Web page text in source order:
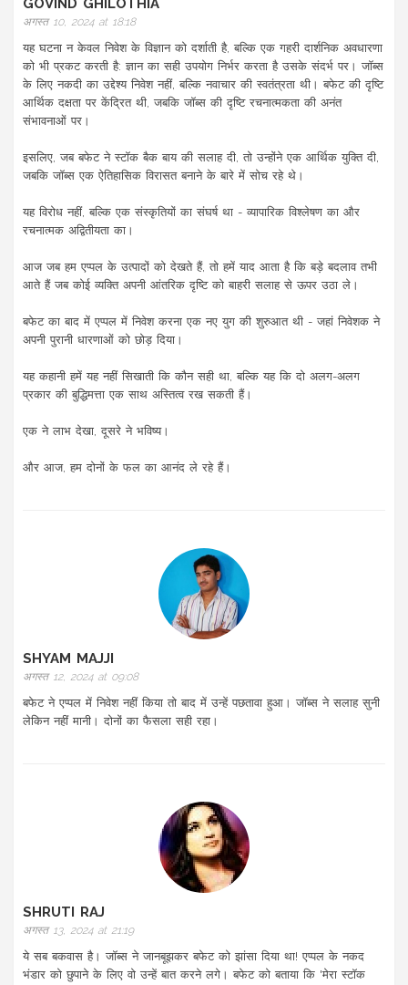
GOVIND GHILOTHIA
अगस्त 10, 2024 at 18:18
यह घटना न केवल निवेश के विज्ञान को दर्शाती है, बल्कि एक गहरी दार्शनिक अवधारणा
को भी प्रकट करती है: ज्ञान का सही उपयोग निर्भर करता है उसके संदर्भ पर। जॉब्स
के लिए नकदी का उद्देश्य निवेश नहीं, बल्कि नवाचार की स्वतंत्रता थी। बफेट की दृष्टि
आर्थिक दक्षता पर केंद्रित थी, जबकि जॉब्स की दृष्टि रचनात्मकता की अनंत
संभावनाओं पर।
इसलिए, जब बफेट ने स्टॉक बैक बाय की सलाह दी, तो उन्होंने एक आर्थिक युक्ति दी,
जबकि जॉब्स एक ऐतिहासिक विरासत बनाने के बारे में सोच रहे थे।
यह विरोध नहीं, बल्कि एक संस्कृतियों का संघर्ष था - व्यापारिक विश्लेषण का और
रचनात्मक अद्वितीयता का।
आज जब हम एप्पल के उत्पादों को देखते हैं, तो हमें याद आता है कि बड़े बदलाव तभी
आते हैं जब कोई व्यक्ति अपनी आंतरिक दृष्टि को बाहरी सलाह से ऊपर उठा ले।
बफेट का बाद में एप्पल में निवेश करना एक नए युग की शुरुआत थी - जहां निवेशक ने
अपनी पुरानी धारणाओं को छोड़ दिया।
यह कहानी हमें यह नहीं सिखाती कि कौन सही था, बल्कि यह कि दो अलग-अलग
प्रकार की बुद्धिमत्ता एक साथ अस्तित्व रख सकती हैं।
एक ने लाभ देखा, दूसरे ने भविष्य।
और आज, हम दोनों के फल का आनंद ले रहे हैं।
SHYAM MAJJI
अगस्त 12, 2024 at 09:08
बफेट ने एप्पल में निवेश नहीं किया तो बाद में उन्हें पछतावा हुआ। जॉब्स ने सलाह सुनी
लेकिन नहीं मानी। दोनों का फैसला सही रहा।
SHRUTI RAJ
अगस्त 13, 2024 at 21:19
ये सब बकवास है। जॉब्स ने जानबूझकर बफेट को झांसा दिया था! एप्पल के नकद
भंडार को छुपाने के लिए वो उन्हें बात करने लगे। बफेट को बताया कि 'मेरा स्टॉक